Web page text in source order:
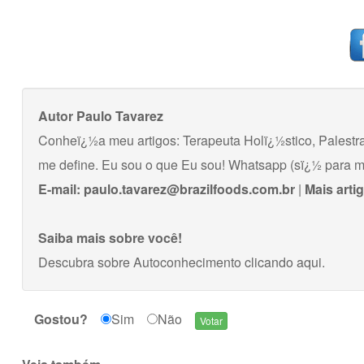
Autor Paulo Tavarez
Conheï¿½a meu artigos: Terapeuta Holï¿½stico,
me define. Eu sou o que Eu sou! Whatsapp (sï¿½ para
E-mail: paulo.tavarez@brazilfoods.com.br | Mais
Saiba mais sobre você!
Descubra sobre Autoconhecimento clicando aqui.
Gostou? Sim Não